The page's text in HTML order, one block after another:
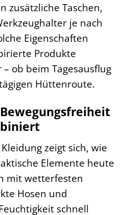
zusätzliche Taschen,
je nach
Eigenschaften
Produkte
ob beim Tagesausflug
Hüttenroute.
zeigt sich, wie
Elemente heute
mit wetterfesten
Hosen und
schnell